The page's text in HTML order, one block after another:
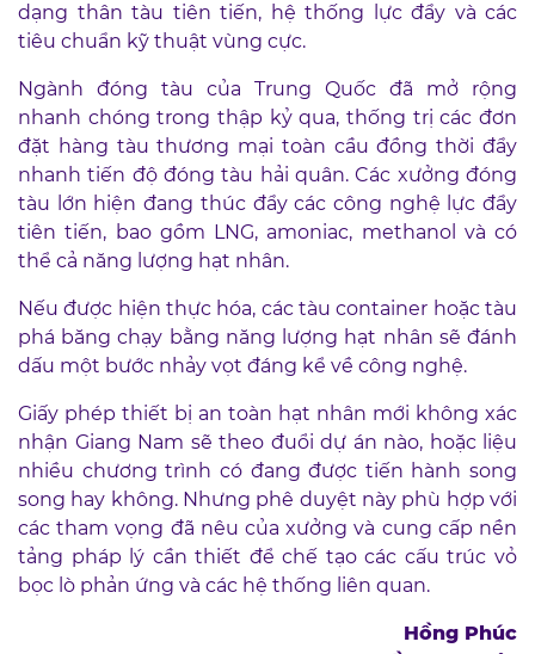
dạng thân tàu tiên tiến, hệ thống lực đẩy và các
tiêu chuẩn kỹ thuật vùng cực.
Ngành đóng tàu của Trung Quốc đã mở rộng
nhanh chóng trong thập kỷ qua, thống trị các đơn
đặt hàng tàu thương mại toàn cầu đồng thời đẩy
nhanh tiến độ đóng tàu hải quân. Các xưởng đóng
tàu lớn hiện đang thúc đẩy các công nghệ lực đẩy
tiên tiến, bao gồm LNG, amoniac, methanol và có
thể cả năng lượng hạt nhân.
Nếu được hiện thực hóa, các tàu container hoặc tàu
phá băng chạy bằng năng lượng hạt nhân sẽ đánh
dấu một bước nhảy vọt đáng kể về công nghệ.
Giấy phép thiết bị an toàn hạt nhân mới không xác
nhận Giang Nam sẽ theo đuổi dự án nào, hoặc liệu
nhiều chương trình có đang được tiến hành song
song hay không. Nhưng phê duyệt này phù hợp với
các tham vọng đã nêu của xưởng và cung cấp nền
tảng pháp lý cần thiết để chế tạo các cấu trúc vỏ
bọc lò phản ứng và các hệ thống liên quan.
Hồng Phúc